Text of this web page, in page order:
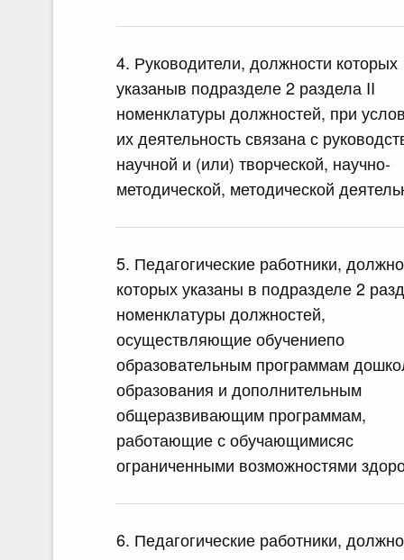
4. Руководители, должности которых
указаныв подразделе 2 раздела II
номенклатуры должностей, при
их деятельность связана с
научной и (или) творческой, научно-
методической, методической
5. Педагогические работники,
которых указаны в подразделе 2
номенклатуры должностей,
осуществляющие обучениепо
образовательным программам
образования и дополнительным
общеразвивающим программам,
работающие с обучающимисяс
ограниченными возможностями
6. Педагогические работники,